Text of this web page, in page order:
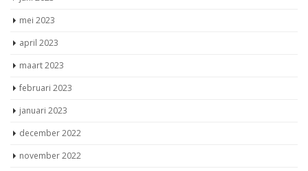
mei 2023
april 2023
maart 2023
februari 2023
januari 2023
december 2022
november 2022